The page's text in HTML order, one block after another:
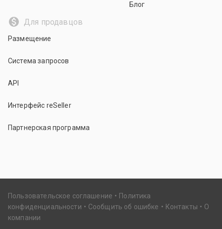
Блог
Для продавцов
Размещение
Система запросов
API
Интерфейс reSeller
Партнерская программа
Пользовательское соглашение
Политика
конфиденциальности
Сообщить об ошибке Контакты
О
компании